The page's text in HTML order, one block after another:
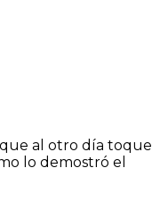
al otro día toque
lo demostró el